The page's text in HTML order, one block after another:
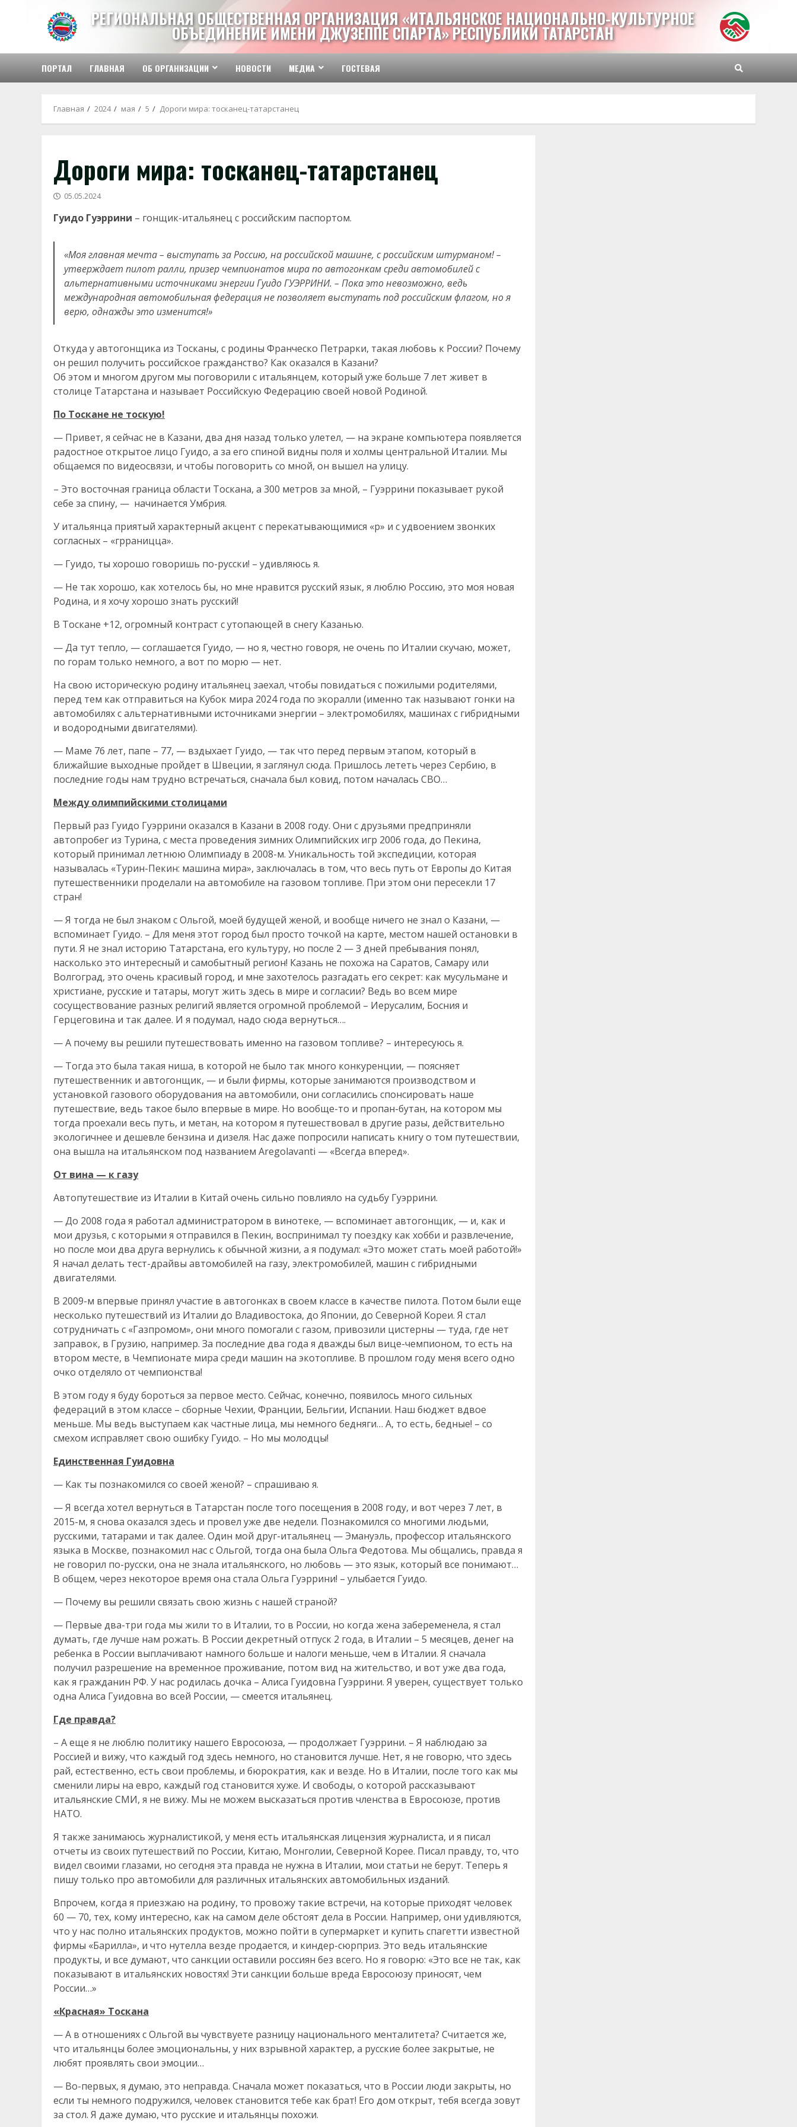
содержимому
РЕГИОНАЛЬНАЯ ОБЩЕСТВЕННАЯ ОРГАНИЗАЦИЯ «ИТАЛЬЯНСКОЕ НАЦИОНАЛЬНО-КУЛЬТУРНОЕ
ОБЪЕДИНЕНИЕ ИМЕНИ ДЖУЗЕППЕ СПАРТА» РЕСПУБЛИКИ ТАТАРСТАН
ПОРТАЛ ГЛАВНАЯ ОБ ОРГАНИЗАЦИИ НОВОСТИ МЕДИА ГОСТЕВАЯ
Главная 2024 мая 5 Дороги мира: тосканец-татарстанец
Дороги мира: тосканец-татарстанец
05.05.2024
Гуидо Гуэррини – гонщик-итальянец с российским паспортом.
«Моя главная мечта – выступать за Россию, на российской машине, с российским штурманом! –
утверждает пилот ралли, призер чемпионатов мира по автогонкам среди автомобилей с
альтернативными источниками энергии Гуидо ГУЭРРИНИ. – Пока это невозможно, ведь
международная автомобильная федерация не позволяет выступать под российским флагом, но я
верю, однажды это изменится!»
Откуда у автогонщика из Тосканы, с родины Франческо Петрарки, такая любовь к России? Почему
он решил получить российское гражданство? Как оказался в Казани?
Об этом и многом другом мы поговорили с итальянцем, который уже больше 7 лет живет в
столице Татарстана и называет Российскую Федерацию своей новой Родиной.
По Тоскане не тоскую!
— Привет, я сейчас не в Казани, два дня назад только улетел, — на экране компьютера появляется
радостное открытое лицо Гуидо, а за его спиной видны поля и холмы центральной Италии. Мы
общаемся по видеосвязи, и чтобы поговорить со мной, он вышел на улицу.
– Это восточная граница области Тоскана, а 300 метров за мной, – Гуэррини показывает рукой
себе за спину, — начинается Умбрия.
У итальянца приятый характерный акцент с перекатывающимися «р» и с удвоением звонких
согласных – «грраницца».
— Гуидо, ты хорошо говоришь по-русски! – удивляюсь я.
— Не так хорошо, как хотелось бы, но мне нравится русский язык, я люблю Россию, это моя новая
Родина, и я хочу хорошо знать русский!
В Тоскане +12, огромный контраст с утопающей в снегу Казанью.
— Да тут тепло, — соглашается Гуидо, — но я, честно говоря, не очень по Италии скучаю, может,
по горам только немного, а вот по морю — нет.
На свою историческую родину итальянец заехал, чтобы повидаться с пожилыми родителями,
перед тем как отправиться на Кубок мира 2024 года по экоралли (именно так называют гонки на
автомобилях с альтернативными источниками энергии – электромобилях, машинах с гибридными
и водородными двигателями).
— Маме 76 лет, папе – 77, — вздыхает Гуидо, — так что перед первым этапом, который в
ближайшие выходные пройдет в Швеции, я заглянул сюда. Пришлось лететь через Сербию, в
последние годы нам трудно встречаться, сначала был ковид, потом началась СВО…
Между олимпийскими столицами
Первый раз Гуидо Гуэррини оказался в Казани в 2008 году. Они с друзьями предприняли
автопробег из Турина, с места проведения зимних Олимпийских игр 2006 года, до Пекина,
который принимал летнюю Олимпиаду в 2008-м. Уникальность той экспедиции, которая
называлась «Турин-Пекин: машина мира», заключалась в том, что весь путь от Европы до Китая
путешественники проделали на автомобиле на газовом топливе. При этом они пересекли 17
стран!
— Я тогда не был знаком с Ольгой, моей будущей женой, и вообще ничего не знал о Казани, —
вспоминает Гуидо. – Для меня этот город был просто точкой на карте, местом нашей остановки в
пути. Я не знал историю Татарстана, его культуру, но после 2 — 3 дней пребывания понял,
насколько это интересный и самобытный регион! Казань не похожа на Саратов, Самару или
Волгоград, это очень красивый город, и мне захотелось разгадать его секрет: как мусульмане и
христиане, русские и татары, могут жить здесь в мире и согласии? Ведь во всем мире
сосуществование разных религий является огромной проблемой – Иерусалим, Босния и
Герцеговина и так далее. И я подумал, надо сюда вернуться….
— А почему вы решили путешествовать именно на газовом топливе? – интересуюсь я.
— Тогда это была такая ниша, в которой не было так много конкуренции, — поясняет
путешественник и автогонщик, — и были фирмы, которые занимаются производством и
установкой газового оборудования на автомобили, они согласились спонсировать наше
путешествие, ведь такое было впервые в мире. Но вообще-то и пропан-бутан, на котором мы
тогда проехали весь путь, и метан, на котором я путешествовал в другие разы, действительно
экологичнее и дешевле бензина и дизеля. Нас даже попросили написать книгу о том путешествии,
она вышла на итальянском под названием Aregolavanti — «Всегда вперед».
От вина — к газу
Автопутешествие из Италии в Китай очень сильно повлияло на судьбу Гуэррини.
— До 2008 года я работал администратором в винотеке, — вспоминает автогонщик, — и, как и
мои друзья, с которыми я отправился в Пекин, воспринимал ту поездку как хобби и развлечение,
но после мои два друга вернулись к обычной жизни, а я подумал: «Это может стать моей работой!»
Я начал делать тест-драйвы автомобилей на газу, электромобилей, машин с гибридными
двигателями.
В 2009-м впервые принял участие в автогонках в своем классе в качестве пилота. Потом были еще
несколько путешествий из Италии до Владивостока, до Японии, до Северной Кореи. Я стал
сотрудничать с «Газпромом», они много помогали с газом, привозили цистерны — туда, где нет
заправок, в Грузию, например. За последние два года я дважды был вице-чемпионом, то есть на
втором месте, в Чемпионате мира среди машин на экотопливе. В прошлом году меня всего одно
очко отделяло от чемпионства!
В этом году я буду бороться за первое место. Сейчас, конечно, появилось много сильных
федераций в этом классе – сборные Чехии, Франции, Бельгии, Испании. Наш бюджет вдвое
меньше. Мы ведь выступаем как частные лица, мы немного бедняги… А, то есть, бедные! – со
смехом исправляет свою ошибку Гуидо. – Но мы молодцы!
Единственная Гуидовна
— Как ты познакомился со своей женой? – спрашиваю я.
— Я всегда хотел вернуться в Татарстан после того посещения в 2008 году, и вот через 7 лет, в
2015-м, я снова оказался здесь и провел уже две недели. Познакомился со многими людьми,
русскими, татарами и так далее. Один мой друг-итальянец — Эмануэль, профессор итальянского
языка в Москве, познакомил нас с Ольгой, тогда она была Ольга Федотова. Мы общались, правда я
не говорил по-русски, она не знала итальянского, но любовь — это язык, который все понимают…
В общем, через некоторое время она стала Ольга Гуэррини! – улыбается Гуидо.
— Почему вы решили связать свою жизнь с нашей страной?
— Первые два-три года мы жили то в Италии, то в России, но когда жена забеременела, я стал
думать, где лучше нам рожать. В России декретный отпуск 2 года, в Италии – 5 месяцев, денег на
ребенка в России выплачивают намного больше и налоги меньше, чем в Италии. Я сначала
получил разрешение на временное проживание, потом вид на жительство, и вот уже два года,
как я гражданин РФ. У нас родилась дочка – Алиса Гуидовна Гуэррини. Я уверен, существует только
одна Алиса Гуидовна во всей России, — смеется итальянец.
Где правда?
– А еще я не люблю политику нашего Евросоюза, — продолжает Гуэррини. – Я наблюдаю за
Россией и вижу, что каждый год здесь немного, но становится лучше. Нет, я не говорю, что здесь
рай, естественно, есть свои проблемы, и бюрократия, как и везде. Но в Италии, после того как мы
сменили лиры на евро, каждый год становится хуже. И свободы, о которой рассказывают
итальянские СМИ, я не вижу. Мы не можем высказаться против членства в Евросоюзе, против
НАТО.
Я также занимаюсь журналистикой, у меня есть итальянская лицензия журналиста, и я писал
отчеты из своих путешествий по России, Китаю, Монголии, Северной Корее. Писал правду, то, что
видел своими глазами, но сегодня эта правда не нужна в Италии, мои статьи не берут. Теперь я
пишу только про автомобили для различных итальянских автомобильных изданий.
Впрочем, когда я приезжаю на родину, то провожу такие встречи, на которые приходят человек
60 — 70, тех, кому интересно, как на самом деле обстоят дела в России. Например, они удивляются,
что у нас полно итальянских продуктов, можно пойти в супермаркет и купить спагетти известной
фирмы «Барилла», и что нутелла везде продается, и киндер-сюрприз. Это ведь итальянские
продукты, и все думают, что санкции оставили россиян без всего. Но я говорю: «Это все не так, как
показывают в итальянских новостях! Эти санкции больше вреда Евросоюзу приносят, чем
России…»
«Красная» Тоскана
— А в отношениях с Ольгой вы чувствуете разницу национального менталитета? Считается же,
что итальянцы более эмоциональны, у них взрывной характер, а русские более закрытые, не
любят проявлять свои эмоции…
— Во-первых, я думаю, это неправда. Сначала может показаться, что в России люди закрыты, но
если ты немного подружился, человек становится тебе как брат! Его дом открыт, тебя всегда зовут
за стол. Я даже думаю, что русские и итальянцы похожи.